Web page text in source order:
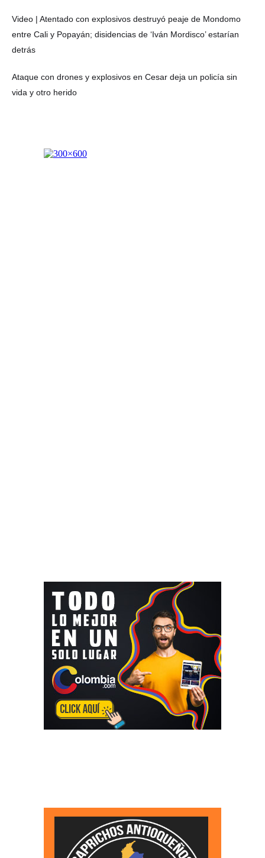
Video | Atentado con explosivos destruyó peaje de Mondomo
entre Cali y Popayán; disidencias de ‘Iván Mordisco’ estarían
detrás
Ataque con drones y explosivos en Cesar deja un policía sin
vida y otro herido